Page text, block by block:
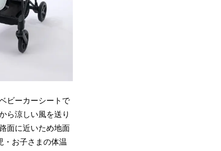
ビーカーシートで
ら涼しい風を送り
面に近いため地面
・お子さまの体温